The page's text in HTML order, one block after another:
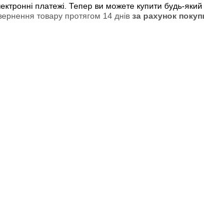
платежі. Тепер ви можете купити будь-
товару протягом 14 днів за рахунок